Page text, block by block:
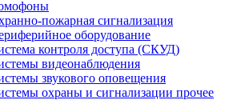
пожарная сигнализация
оборудование
контроля доступа (СКУД)
видеонаблюдения
звукового оповещения
охраны и сигнализации прочее